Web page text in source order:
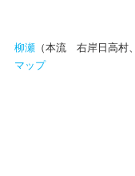
柳瀬 （本流　右岸日高村
マップ